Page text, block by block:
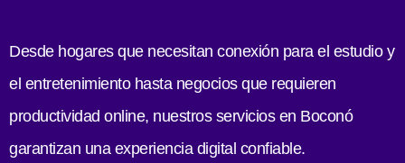
Desde hogares que necesitan conexión para el estudio y
el entretenimiento hasta negocios que requieren
productividad online, nuestros servicios en Boconó
garantizan una experiencia digital confiable.